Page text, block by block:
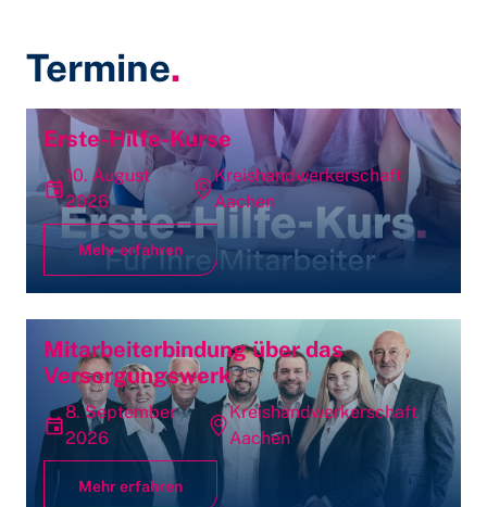
Termine.
Erste-Hilfe-Kurse
10. August
2026
Kreishandwerkerschaft
Aachen
Mehr erfahren
Mitarbeiterbindung über das
Versorgungswerk
8. September
2026
Kreishandwerkerschaft
Aachen
Mehr erfahren